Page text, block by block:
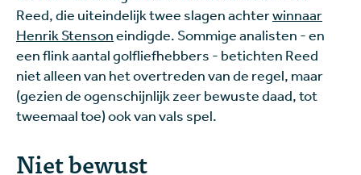
Reed, die uiteindelijk twee slagen achterwinnaar
Henrik Stensoneindigde. Sommige analisten - en
een flink aantal golfliefhebbers - betichten Reed
niet alleen van het overtreden van de regel, maar
(gezien de ogenschijnlijk zeer bewuste daad, tot
tweemaal toe) ook van vals spel.
Niet bewust